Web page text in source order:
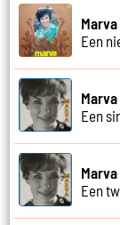
Marva
Een
Marva
Een
Marva
Een